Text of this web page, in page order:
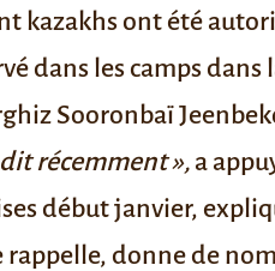
kazakhs ont été
dans les camps dans
Sooronbaï
récemment », a
début janvier,
rappelle, donne de